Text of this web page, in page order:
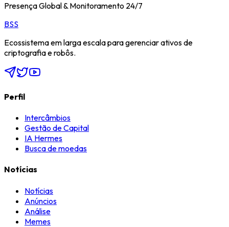
Presença Global & Monitoramento 24/7
BSS
Ecossistema em larga escala para gerenciar ativos de
criptografia e robôs.
Perfil
Intercâmbios
Gestão de Capital
IA Hermes
Busca de moedas
Notícias
Notícias
Anúncios
Análise
Memes